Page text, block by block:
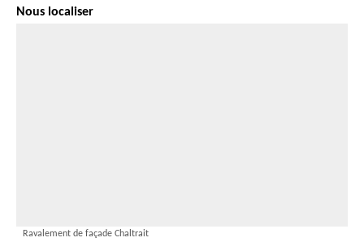
Nous localiser
Ravalement de façade Chaltrait